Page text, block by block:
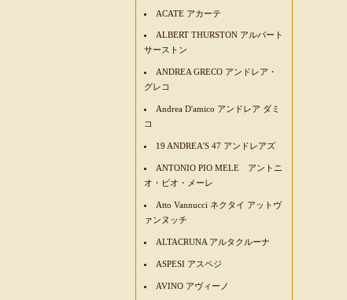
ACATE アカーテ
ALBERT THURSTON アルバート
サーストン
ANDREA GRECO アンドレア・
グレコ
Andrea D'amico アンドレア ダミ
コ
19 ANDREA'S 47 アンドレアズ
ANTONIO PIO MELE アントニ
オ・ピオ・メーレ
Atto Vannucci ネクタイ アットヴ
ァンヌッチ
ALTACRUNA アルタクルーナ
ASPESI アスペジ
AVINO アヴィーノ